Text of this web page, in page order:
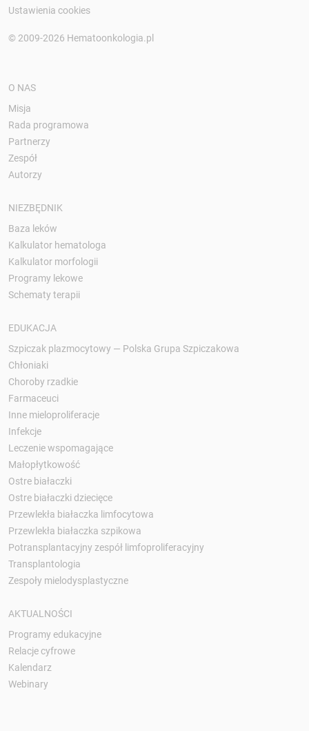
Ustawienia cookies
© 2009-2026 Hematoonkologia.pl
O NAS
Misja
Rada programowa
Partnerzy
Zespół
Autorzy
NIEZBĘDNIK
Baza leków
Kalkulator hematologa
Kalkulator morfologii
Programy lekowe
Schematy terapii
EDUKACJA
Szpiczak plazmocytowy — Polska Grupa Szpiczakowa
Chłoniaki
Choroby rzadkie
Farmaceuci
Inne mieloproliferacje
Infekcje
Leczenie wspomagające
Małopłytkowość
Ostre białaczki
Ostre białaczki dziecięce
Przewlekła białaczka limfocytowa
Przewlekła białaczka szpikowa
Potransplantacyjny zespół limfoproliferacyjny
Transplantologia
Zespoły mielodysplastyczne
AKTUALNOŚCI
Programy edukacyjne
Relacje cyfrowe
Kalendarz
Webinary